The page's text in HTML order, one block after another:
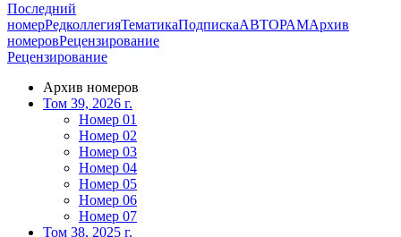
Последний
номерРедколлегияТематикаПодпискаАВТОРАМАрхив
номеровРецензирование
Рецензирование
Архив номеров
Том 39, 2026 г.
Номер 01
Номер 02
Номер 03
Номер 04
Номер 05
Номер 06
Номер 07
Том 38, 2025 г.